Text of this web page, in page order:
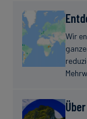
Wir